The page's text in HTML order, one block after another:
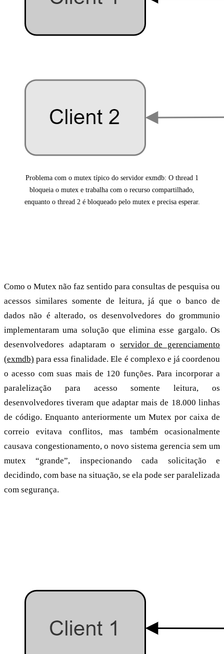
Problema com o mutex típico do servidor exmdb: O thread 1
bloqueia o mutex e trabalha com o recurso compartilhado,
enquanto o thread 2 é bloqueado pelo mutex e precisa esperar.
Como o Mutex não faz sentido para consultas de pesquisa ou
acessos similares somente de leitura, já que o banco de
dados não é alterado, os desenvolvedores do grommunio
implementaram uma solução que elimina esse gargalo. Os
desenvolvedores adaptaram o servidor de gerenciamento
(exmdb) para essa finalidade. Ele é complexo e já coordenou
o acesso com suas mais de 120 funções. Para incorporar a
paralelização para acesso somente leitura, os
desenvolvedores tiveram que adaptar mais de 18.000 linhas
de código. Enquanto anteriormente um Mutex por caixa de
correio evitava conflitos, mas também ocasionalmente
causava congestionamento, o novo sistema gerencia sem um
mutex “grande”, inspecionando cada solicitação e
decidindo, com base na situação, se ela pode ser paralelizada
com segurança.